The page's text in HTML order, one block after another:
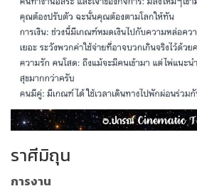
ราศีมิถุน
การงาน